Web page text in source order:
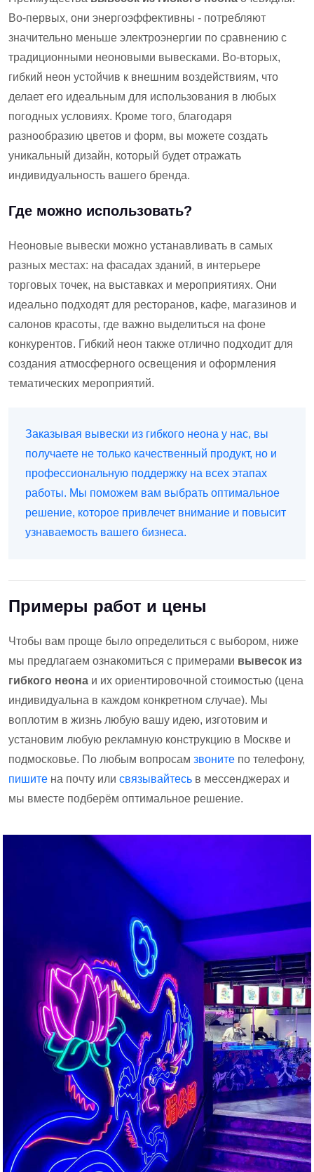
Во-первых, они энергоэффективны - потребляют
значительно меньше электроэнергии по сравнению с
традиционными неоновыми вывесками. Во-вторых,
гибкий неон устойчив к внешним воздействиям, что
делает его идеальным для использования в любых
погодных условиях. Кроме того, благодаря
разнообразию цветов и форм, вы можете создать
уникальный дизайн, который будет отражать
индивидуальность вашего бренда.
Где можно использовать?
Неоновые вывески можно устанавливать в самых
разных местах: на фасадах зданий, в интерьере
торговых точек, на выставках и мероприятиях. Они
идеально подходят для ресторанов, кафе, магазинов и
салонов красоты, где важно выделиться на фоне
конкурентов. Гибкий неон также отлично подходит для
создания атмосферного освещения и оформления
тематических мероприятий.
Заказывая вывески из гибкого неона у нас, вы
получаете не только качественный продукт, но и
профессиональную поддержку на всех этапах
работы. Мы поможем вам выбрать оптимальное
решение, которое привлечет внимание и повысит
узнаваемость вашего бизнеса.
Примеры работ и цены
Чтобы вам проще было определиться с выбором, ниже
мы предлагаем ознакомиться с примерами вывесок из
гибкого неона и их ориентировочной стоимостью (цена
индивидуальна в каждом конкретном случае). Мы
воплотим в жизнь любую вашу идею, изготовим и
установим любую рекламную конструкцию в Москве и
подмосковье. По любым вопросам звоните по телефону,
пишите на почту или связывайтесь в мессенджерах и
мы вместе подберём оптимальное решение.